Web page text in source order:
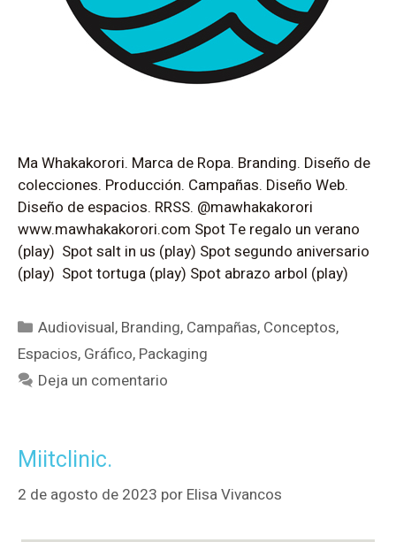
Ma Whakakorori. Marca de Ropa. Branding. Diseño de
colecciones. Producción. Campañas. Diseño Web.
Diseño de espacios. RRSS. @mawhakakorori
www.mawhakakorori.com Spot Te regalo un verano
(play) Spot salt in us (play) Spot segundo aniversario
(play) Spot tortuga (play) Spot abrazo arbol (play)
Audiovisual, Branding, Campañas, Conceptos,
Espacios, Gráfico, Packaging
Deja un comentario
Miitclinic.
2 de agosto de 2023 por Elisa Vivancos